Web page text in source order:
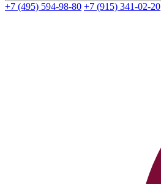
+7 (495) 594-98-80 +7 (915) 341-02-20